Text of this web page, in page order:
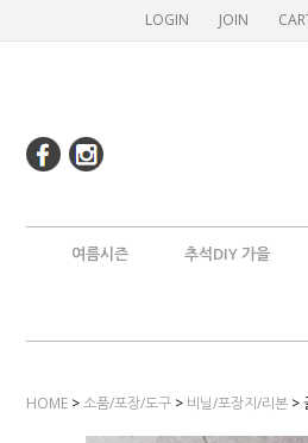
LOGIN JOIN
여름시즌 추석DIY 가을
HOME >소품/포장/도구 > 비닐/포장지/리본 >